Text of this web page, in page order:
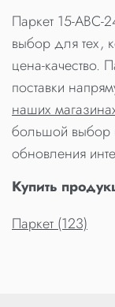
Паркет 15-ABC-
выбор для тех,
цена-качество.
поставки
наших
большой выбор
обновления
Купить
Паркет (123)